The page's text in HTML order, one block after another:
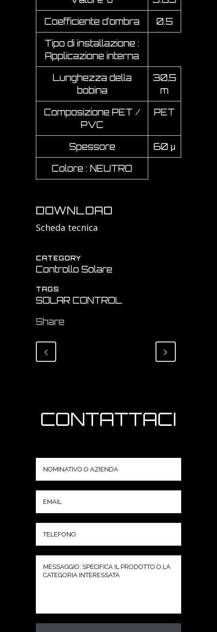
Coefficiente d’ombra 0.5
Tipo di installazione :
Applicazione interna
Lunghezza della
bobina
30,5
m
Composizione PET /
PVC
PET
Spessore 60 μ
Colore : NEUTRO
DOWNLOAD
Scheda tecnica
CATEGORY
Controllo Solare
TAGS
SOLAR CONTROL
Share
CONTATTACI